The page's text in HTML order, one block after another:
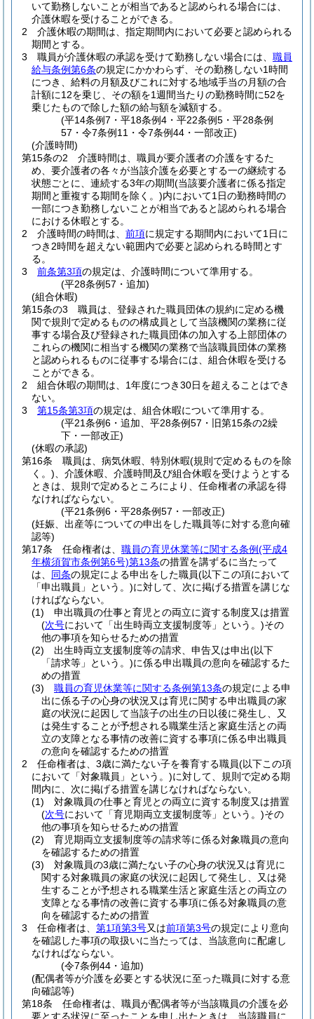
いて勤務しないことが相当であると認められる場合には、
介護休暇を受けることができる。
2
介護休暇の期間は、指定期間内において必要と認められる
期間とする。
3
職員が介護休暇の承認を受けて勤務しない場合には、 職員
給与条例第6条の規定にかかわらず、その勤務しない1時間
につき、給料の月額及びこれに対する地域手当の月額の合
計額に12を乗じ、その額を1週間当たりの勤務時間に52を
乗じたもので除した額の給与額を減額する。
(平14条例7・平18条例4・平22条例5・平28条例
57・令7条例11・令7条例44・一部改正)
(介護時間)
第15条の2
介護時間は、職員が要介護者の介護をするた
め、要介護者の各々が当該介護を必要とする一の継続する
状態ごとに、連続する3年の期間(当該要介護者に係る指定
期間と重複する期間を除く。)内において1日の勤務時間の
一部につき勤務しないことが相当であると認められる場合
における休暇とする。
2
介護時間の時間は、 前項に規定する期間内において1日に
つき2時間を超えない範囲内で必要と認められる時間とす
る。
3
前条第3項の規定は、介護時間について準用する。
(平28条例57・追加)
(組合休暇)
第15条の3
職員は、登録された職員団体の規約に定める機
関で規則で定めるものの構成員として当該機関の業務に従
事する場合及び登録された職員団体の加入する上部団体の
これらの機関に相当する機関の業務で当該職員団体の業務
と認められるものに従事する場合には、組合休暇を受ける
ことができる。
2
組合休暇の期間は、1年度につき30日を超えることはでき
ない。
3
第15条第3項の規定は、組合休暇について準用する。
(平21条例6・追加、平28条例57・旧第15条の2繰
下・一部改正)
(休暇の承認)
第16条
職員は、病気休暇、特別休暇(規則で定めるものを除
く。) 、介護休暇、介護時間及び組合休暇を受けようとする
ときは、規則で定めるところにより、任命権者の承認を得
なければならない。
(平21条例6・平28条例57・一部改正)
(妊娠、出産等についての申出をした職員等に対する意向確
認等)
第17条
任命権者は、 職員の育児休業等に関する条例(平成4
年横須賀市条例第6号)第13条の措置を講ずるに当たって
は、 同条の規定による申出をした職員(以下この項において
「申出職員」という。)に対して、次に掲げる措置を講じな
ければならない。
(1)
申出職員の仕事と育児との両立に資する制度又は措置
(次号において「出生時両立支援制度等」という。)その
他の事項を知らせるための措置
(2)
出生時両立支援制度等の請求、申告又は申出(以下
「請求等」という。)に係る申出職員の意向を確認するた
めの措置
(3)
職員の育児休業等に関する条例第13条の規定による申
出に係る子の心身の状況又は育児に関する申出職員の家
庭の状況に起因して当該子の出生の日以後に発生し、又
は発生することが予想される職業生活と家庭生活との両
立の支障となる事情の改善に資する事項に係る申出職員
の意向を確認するための措置
2
任命権者は、3歳に満たない子を養育する職員(以下この項
において「対象職員」という。)に対して、規則で定める期
間内に、次に掲げる措置を講じなければならない。
(1)
対象職員の仕事と育児との両立に資する制度又は措置
(次号において「育児期両立支援制度等」という。)その
他の事項を知らせるための措置
(2)
育児期両立支援制度等の請求等に係る対象職員の意向
を確認するための措置
(3)
対象職員の3歳に満たない子の心身の状況又は育児に
関する対象職員の家庭の状況に起因して発生し、又は発
生することが予想される職業生活と家庭生活との両立の
支障となる事情の改善に資する事項に係る対象職員の意
向を確認するための措置
3
任命権者は、 第1項第3号又は前項第3号の規定により意向
を確認した事項の取扱いに当たっては、当該意向に配慮し
なければならない。
(令7条例44・追加)
(配偶者等が介護を必要とする状況に至った職員に対する意
向確認等)
第18条
任命権者は、職員が配偶者等が当該職員の介護を必
要とする状況に至ったことを申し出たときは、当該職員に